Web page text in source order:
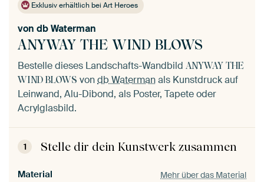
Exklusiv erhältlich bei Art Heroes
ANYWAY THE WIND BLOWS
von db Waterman
Bestelle dieses Landschafts-Wandbild ANYWAY THE
WIND BLOWS vondb Watermanals Kunstdruck auf
Leinwand, Alu-Dibond, als Poster, Tapete oder
Acrylglasbild.
1 Stelle dir dein Kunstwerk zusammen
Material Mehr über das Material